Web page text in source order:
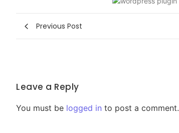
Previous Post
Leave a Reply
You must be logged in to post a comment.